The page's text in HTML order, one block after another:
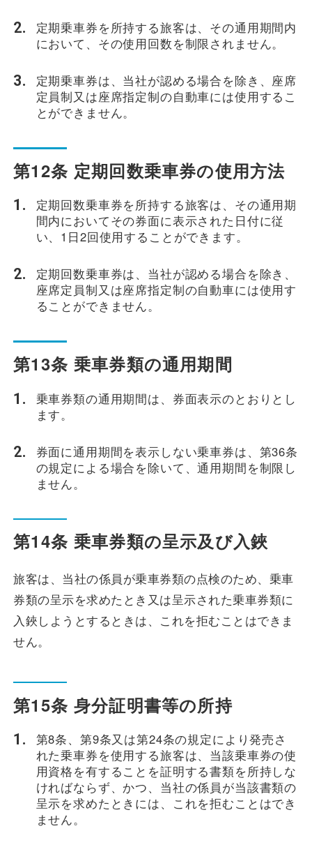
定期乗車券を所持する旅客は、その通用期間内
において、その使用回数を制限されません。
定期乗車券は、当社が認める場合を除き、座席
定員制又は座席指定制の自動車には使用するこ
とができません。
第12条 定期回数乗車券の使用方法
定期回数乗車券を所持する旅客は、その通用期
間内においてその券面に表示された日付に従
い、1日2回使用することができます。
定期回数乗車券は、当社が認める場合を除き、
座席定員制又は座席指定制の自動車には使用す
ることができません。
第13条 乗車券類の通用期間
乗車券類の通用期間は、券面表示のとおりとし
ます。
券面に通用期間を表示しない乗車券は、第36条
の規定による場合を除いて、通用期間を制限し
ません。
第14条 乗車券類の呈示及び入鋏
旅客は、当社の係員が乗車券類の点検のため、乗車
券類の呈示を求めたとき又は呈示された乗車券類に
入鋏しようとするときは、これを拒むことはできま
せん。
第15条 身分証明書等の所持
第8条、第9条又は第24条の規定により発売さ
れた乗車券を使用する旅客は、当該乗車券の使
用資格を有することを証明する書類を所持しな
ければならず、かつ、当社の係員が当該書類の
呈示を求めたときには、これを拒むことはでき
ません。